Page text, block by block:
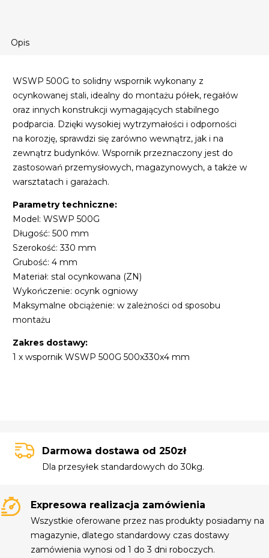
Opis
WSWP 500G to solidny wspornik wykonany z
ocynkowanej stali, idealny do montażu półek, regałów
oraz innych konstrukcji wymagających stabilnego
podparcia. Dzięki wysokiej wytrzymałości i odporności
na korozję, sprawdzi się zarówno wewnątrz, jak i na
zewnątrz budynków. Wspornik przeznaczony jest do
zastosowań przemysłowych, magazynowych, a także w
warsztatach i garażach.
Parametry techniczne:
Model: WSWP 500G
Długość: 500 mm
Szerokość: 330 mm
Grubość: 4 mm
Materiał: stal ocynkowana (ZN)
Wykończenie: ocynk ogniowy
Maksymalne obciążenie: w zależności od sposobu
montażu
Zakres dostawy:
1 x wspornik WSWP 500G 500x330x4 mm
Darmowa dostawa od 250zł
Dla przesyłek standardowych do 30kg.
Expresowa realizacja zamówienia
Wszystkie oferowane przez nas produkty posiadamy na
magazynie, dlatego standardowy czas dostawy
zamówienia wynosi od 1 do 3 dni roboczych.